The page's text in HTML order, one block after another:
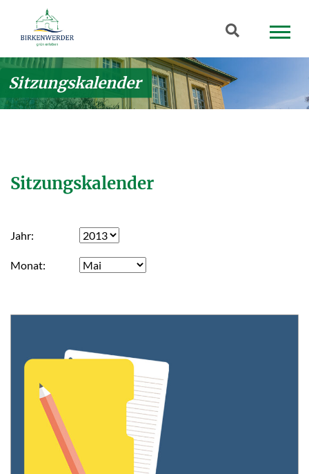
Zum Hauptinhalt springen
Suchbegriff
Sitzungskalender
Sitzungskalender
Jahr
Monat